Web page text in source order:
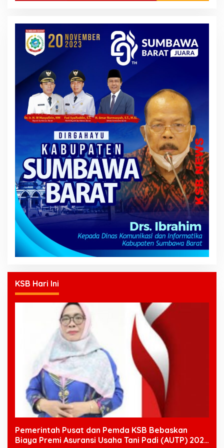
KSB Hari Ini
Pemerintah Pusat dan Pemda KSB Bebaskan
Biaya Premi Asuransi Usaha Tani Padi (AUTP) 2026